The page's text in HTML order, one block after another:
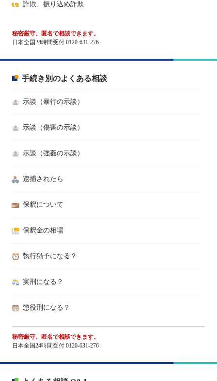
詐欺、振り込め詐欺
秘密厳守。匿名で相談できます。
日本全国24時間受付 0120-631-276
手続き別のよくある相談
示談（暴行の示談）
示談（傷害の示談）
示談（強姦の示談）
逮捕されたら
保釈について
保釈金の相場
執行猶予になる？
実刑になる？
懲役刑になる？
秘密厳守。匿名で相談できます。
日本全国24時間受付 0120-631-276